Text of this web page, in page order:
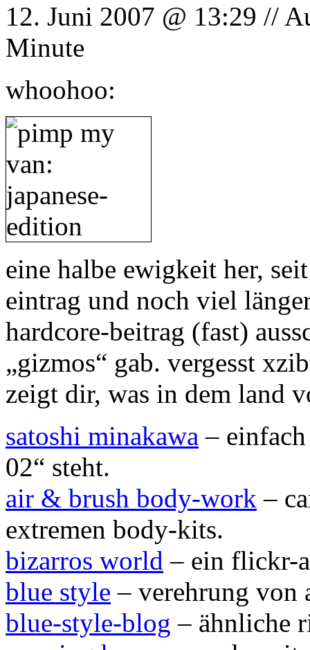
12. Juni 2007 @ 13:29 //
Minute
whoohoo:
eine halbe ewigkeit her,
eintrag und noch viel
hardcore-beitrag (fast)
„gizmos“ gab. vergesst
zeigt dir, was in dem land
satoshi minakawa –
02“ steht.
air & brush body-work –
extremen body-kits.
bizarros world – ein flickr-
blue style – verehrung von
blue-style-blog – ähnliche